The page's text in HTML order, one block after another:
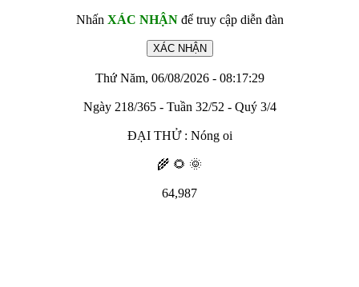
Nhấn XÁC NHẬNđể truy cập diễn đàn
Thứ Năm, 06/08/2026 - 08:17:29
Ngày 218/365 - Tuần 32/52 - Quý 3/4
ĐẠI THỬ : Nóng oi
🌾 🌻 🌞
64,987